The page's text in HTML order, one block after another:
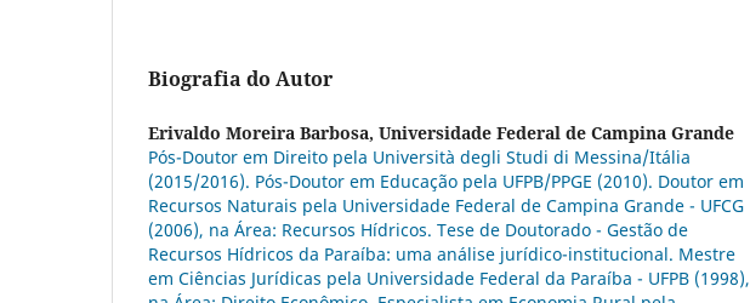
Biografia do Autor
Erivaldo Moreira Barbosa, Universidade Federal de Campina Grande
Pós-Doutor em Direito pela Università degli Studi di Messina/Itália
(2015/2016). Pós-Doutor em Educação pela UFPB/PPGE (2010). Doutor em
Recursos Naturais pela Universidade Federal de Campina Grande - UFCG
(2006), na Área: Recursos Hídricos. Tese de Doutorado - Gestão de
Recursos Hídricos da Paraíba: uma análise jurídico-institucional. Mestre
em Ciências Jurídicas pela Universidade Federal da Paraíba - UFPB (1998),